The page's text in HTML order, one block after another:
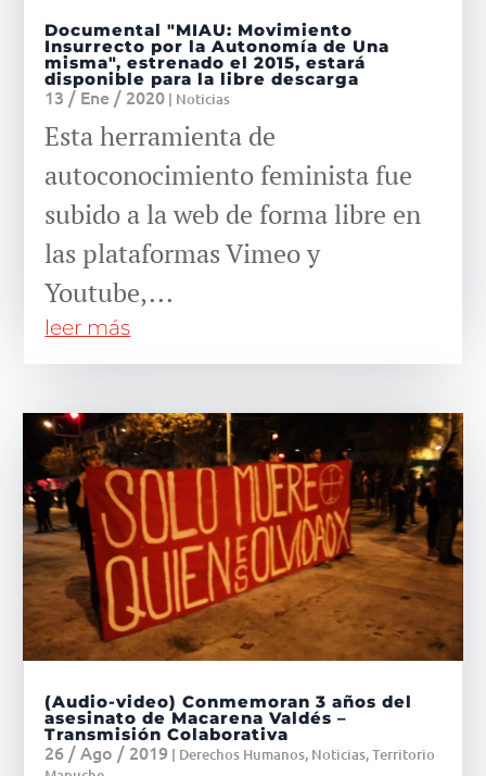
Documental "MIAU: Movimiento
Insurrecto por la Autonomía de Una
misma", estrenado el 2015, estará
disponible para la libre descarga
13 / Ene / 2020 | Noticias
Esta herramienta de
autoconocimiento feminista fue
subido a la web de forma libre en
las plataformas Vimeo y
Youtube,...
leer más
(Audio-video) Conmemoran 3 años del
asesinato de Macarena Valdés –
Transmisión Colaborativa
26 / Ago / 2019 | Derechos Humanos, Noticias,Territorio